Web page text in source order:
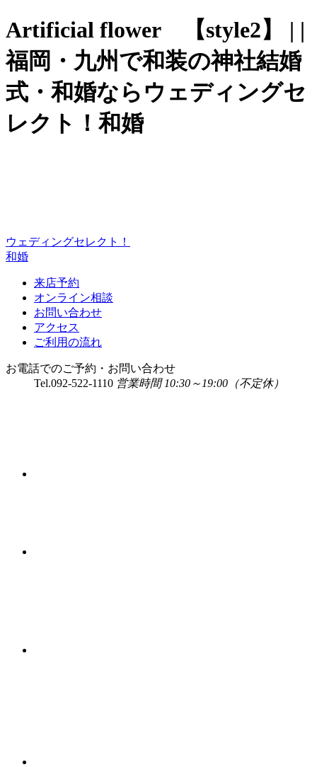
Artificial flower 【style2】 | |
福岡・九州で和装の神社結婚
式・和婚ならウェディングセ
レクト！和婚
ウェディングセレクト！
和婚
来店予約
オンライン相談
お問い合わせ
アクセス
ご利用の流れ
お電話でのご予約・お問い合わせ
Tel.092-522-1110 営業時間 10:30～19:00（不定休）